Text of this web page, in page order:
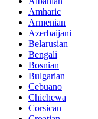
Amharic
Armenian
Azerbaijani
Belarusian
Bengali
Bosnian
Bulgarian
Cebuano
Chichewa
Corsican